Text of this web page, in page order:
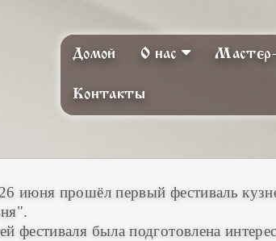
Домой О нас
Контакты
июня прошёл первый фестиваль
фестиваля была подготовлена